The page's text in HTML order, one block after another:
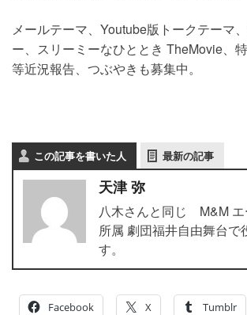
メールテーマ、Youtube版トークテーマ
ー、スリーミーなひととき TheMovie、
等近況報告、つぶやきも募集中。
この記事を書いた人 最新の記事
天津 弥
八木さんと同じ M&M エ
所属 劇団福井自由舞台で
す。
Facebook X Tumblr